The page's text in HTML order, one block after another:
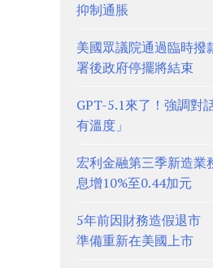
抑制通脹
美國眾議院通過臨時
署後政府停擺將結束
GPT-5.1來了！強調對
有溫度」
宏利金融第三季新造
息增10%至0.44加元
5年前因財務造假退市
準備重新在美國上市